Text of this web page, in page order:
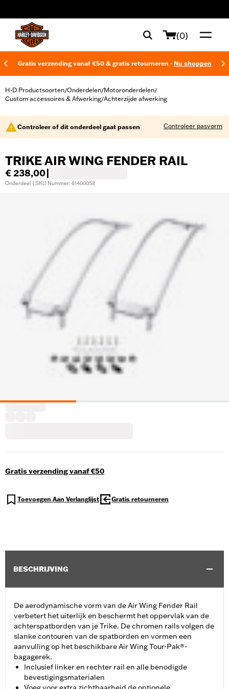
(0)
Gratis verzending vanaf €50 & gratis retourneren - Nu shoppen
H-D Productsoorten/Onderdelen/Motoronderdelen/
Custom accessoires & Afwerking/Achterzijde afwerking
Controleer of dit onderdeel gaat passen Controleer pasvorm
TRIKE AIR WING FENDER RAIL
€ 238,00
Onderdeel | SKU Nummer: 61400058
Gratis verzending vanaf €50
Toevoegen Aan Verlanglijst Gratis retourneren
BESCHRIJVING
De aerodynamische vorm van de Air Wing Fender Rail
verbetert het uiterlijk en beschermt het oppervlak van de
achterspatborden van je Trike. De chromen rails volgen de
slanke contouren van de spatborden en vormen een
aanvulling op het beschikbare Air Wing Tour-Pak®-
bagagerek.
Inclusief linker en rechter rail en alle benodigde
bevestigingsmaterialen